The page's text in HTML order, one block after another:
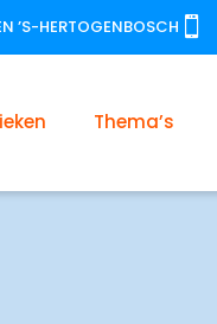
’S-HERTOGENBOSCH 
Thema’s